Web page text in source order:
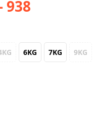
938
6KG 7KG 9KG